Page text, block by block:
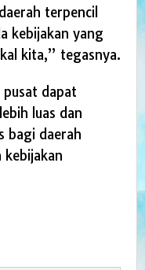
terpencil
kebijakan yang
kita,” tegasnya.
dapat
luas dan
bagi daerah
kebijakan